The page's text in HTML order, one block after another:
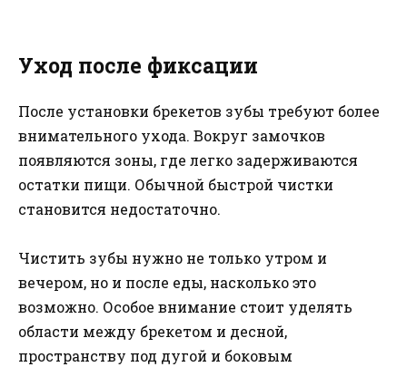
Уход после фиксации
После установки брекетов зубы требуют более
внимательного ухода. Вокруг замочков
появляются зоны, где легко задерживаются
остатки пищи. Обычной быстрой чистки
становится недостаточно.
Чистить зубы нужно не только утром и
вечером, но и после еды, насколько это
возможно. Особое внимание стоит уделять
области между брекетом и десной,
пространству под дугой и боковым